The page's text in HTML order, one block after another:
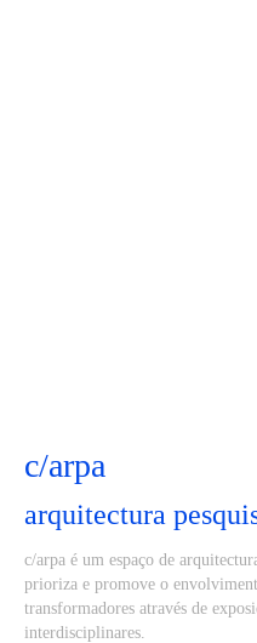
c/arpa
arquitectura
c/arpa é um espaço de
prioriza e promove o
transformadores através de
interdisciplinares.